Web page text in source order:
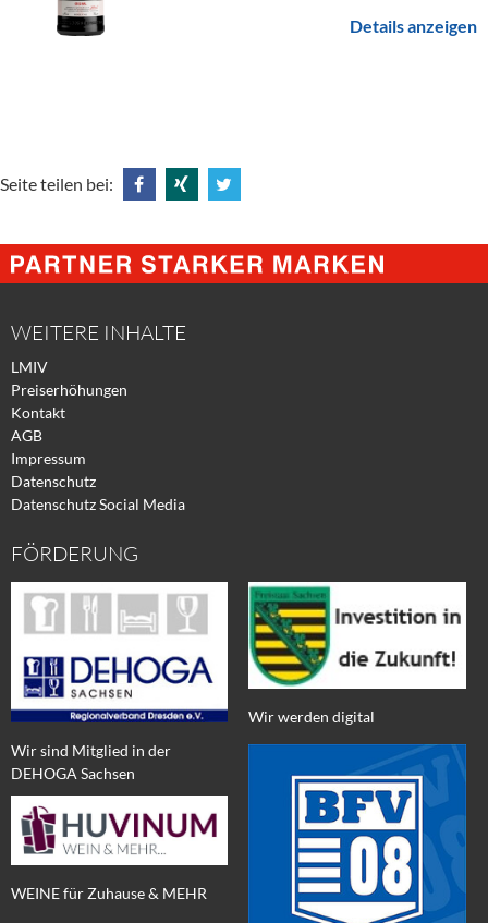
Details anzeigen
Seite teilen bei:
@
Facebook
@
Xing
@
Twitter
WEITERE INHALTE
LMIV
Preiserhöhungen
Kontakt
AGB
Impressum
Datenschutz
Datenschutz Social Media
FÖRDERUNG
Wir sind Mitglied in der
DEHOGA Sachsen
WEINE für Zuhause & MEHR
Wir werden digital